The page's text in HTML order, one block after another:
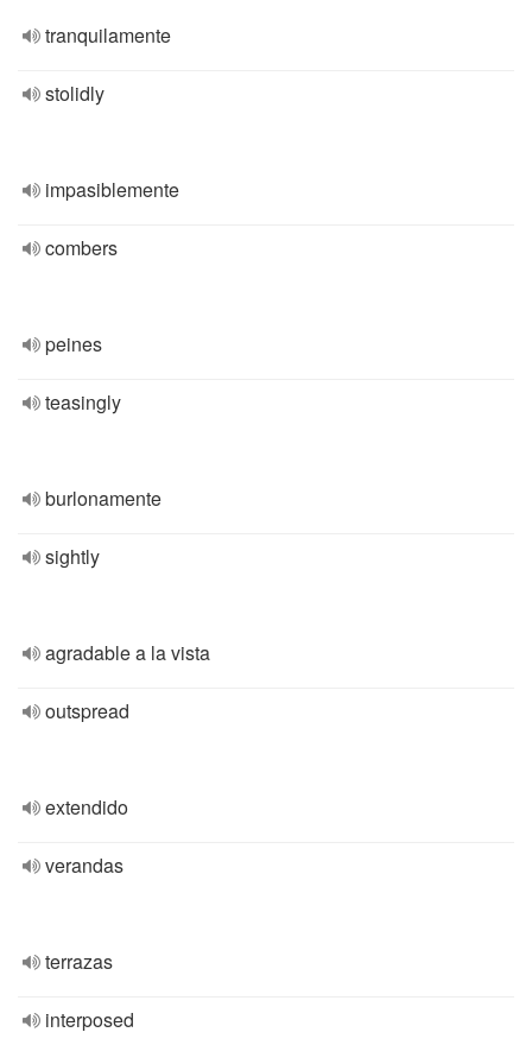
tranquilamente
stolidly
impasiblemente
combers
peines
teasingly
burlonamente
sightly
agradable a la vista
outspread
extendido
verandas
terrazas
interposed